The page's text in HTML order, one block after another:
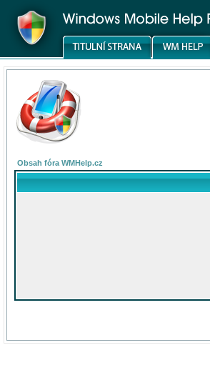
Obsah fóra WMHelp.cz